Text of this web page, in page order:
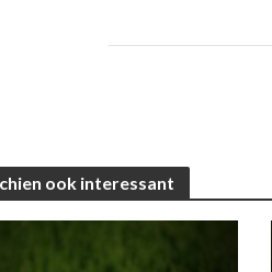
ook interessant